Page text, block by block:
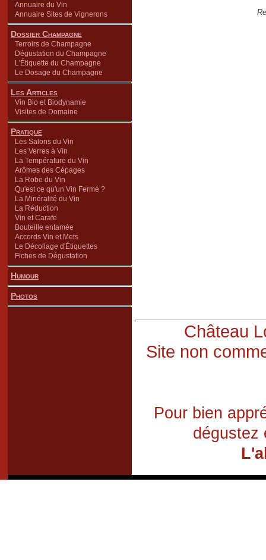
Annuaire du Vin
Annuaire Sites de Vignerons
Dossier Champagne
Terroirs de Champagne
Dégustation du Champagne
L'Étiquette du Champagne
Le Dosage du Champagne
Les Articles
Vin Bio et Biodynamie
Visites de Domaine
Pratique
Les Salons du Vin
Les Verres à Vin
La Température du Vin
Arômes des Cépages
La Robe du Vin
Qu'est ce qu'un Vin Fermé ?
La Minéralité du Vin
La Réduction
Vin et Carafe
Bouteille entamée
Accords Vin et Mets
Le Décollage d'Étiquettes
Fiches de Dégustation
Humour
Photos
Château
Site non
Pour bien
dégustez